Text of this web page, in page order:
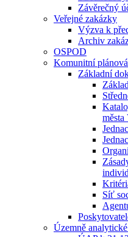
Závěrečný
Veřejné zakázky
Výzva k
Archiv
OSPOD
Komunitní
Základní
Síť
Územně